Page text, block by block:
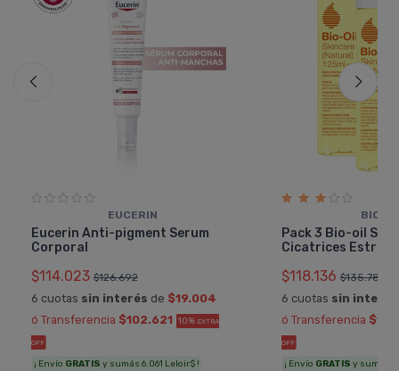
EUCERIN
Eucerin Anti-pigment Serum
Corporal
$114.023 $126.692
6 cuotas sin interés de $19.004
ó Transferencia $102.621 10% EXTRA
OFF
¡ Envío GRATIS y sumás 6.061 Leloir$ !
BIO-
Pack 3 Bio-oil
Cicatrices Estrí­as
$118.136 $135.789
6 cuotas sin interés
ó Transferencia
OFF
¡ Envío GRATIS y sumás